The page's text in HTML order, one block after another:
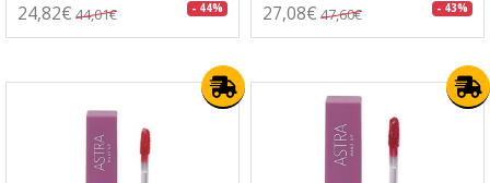
24,82€ 44,01€ - 44% 27,08€ 47,60€ - 43%